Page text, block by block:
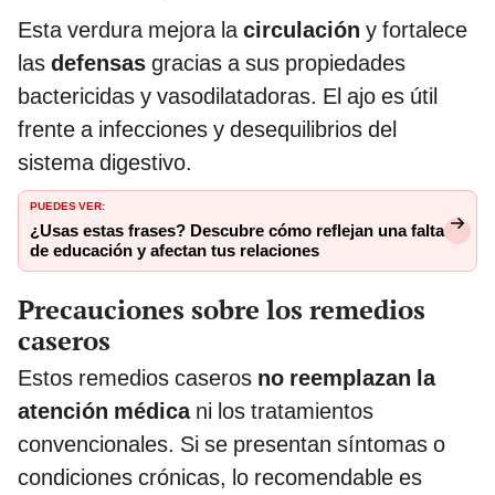
Esta verdura mejora lacirculación y fortalece
las defensas gracias a sus propiedades
bactericidas y vasodilatadoras. El ajo es útil
frente a infecciones y desequilibrios del
sistema digestivo.
PUEDES VER:
¿Usas estas frases? Descubre cómo reflejan una falta
de educación y afectan tus relaciones
Precauciones sobre los remedios
caseros
Estos remedios caseros no reemplazan la
atención médica ni los tratamientos
convencionales. Si se presentan síntomas o
condiciones crónicas, lo recomendable es